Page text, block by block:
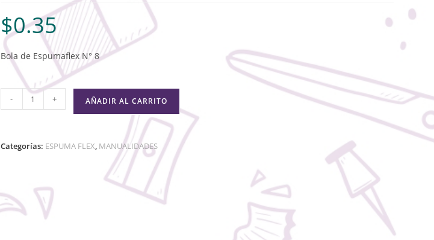
$0.35
Bola de Espumaflex N° 8
- + AÑADIR AL CARRITO
Categorías: ESPUMA FLEX, MANUALIDADES